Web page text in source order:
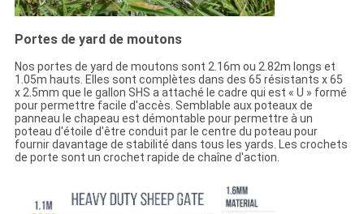
Portes de yard de moutons
Nos portes de yard de moutons sont 2.16m ou 2.82m longs et
1.05m hauts. Elles sont complètes dans des 65 résistants x 65
x 2.5mm que le gallon SHS a attaché le cadre qui est « U » formé
pour permettre facile d'accès. Semblable aux poteaux de
panneau le chapeau est démontable pour permettre à un
poteau d'étoile d'être conduit par le centre du poteau pour
fournir davantage de stabilité dans tous les yards. Les crochets
de porte sont un crochet rapide de chaîne d'action.